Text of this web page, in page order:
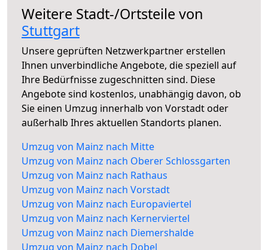
Weitere Stadt-/Ortsteile von
Stuttgart
Unsere geprüften Netzwerkpartner erstellen
Ihnen unverbindliche Angebote, die speziell auf
Ihre Bedürfnisse zugeschnitten sind. Diese
Angebote sind kostenlos, unabhängig davon, ob
Sie einen Umzug innerhalb von Vorstadt oder
außerhalb Ihres aktuellen Standorts planen.
Umzug von Mainz nach Mitte
Umzug von Mainz nach Oberer Schlossgarten
Umzug von Mainz nach Rathaus
Umzug von Mainz nach Vorstadt
Umzug von Mainz nach Europaviertel
Umzug von Mainz nach Kernerviertel
Umzug von Mainz nach Diemershalde
Umzug von Mainz nach Dobel